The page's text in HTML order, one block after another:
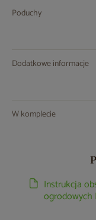
Poduchy
Dodatkowe informacje
W komplecie
Instrukcja
ogrodowych